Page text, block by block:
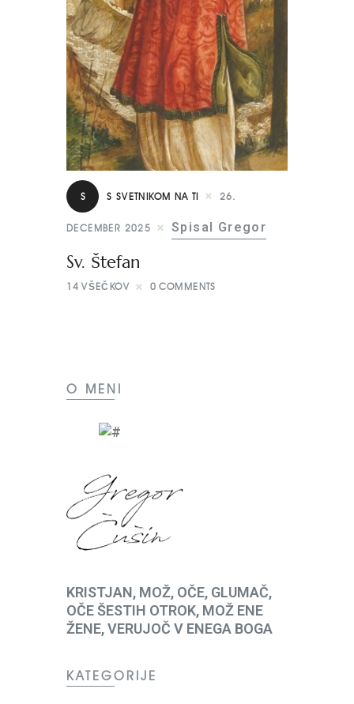
S S SVETNIKOM NA TI 26.
DECEMBER 2025 Spisal Gregor
Sv. Štefan
14 VŠEČKOV 0 COMMENTS
O MENI
KRISTJAN, MOŽ, OČE, GLUMAČ,
OČE ŠESTIH OTROK, MOŽ ENE
ŽENE, VERUJOČ V ENEGA BOGA
KATEGORIJE